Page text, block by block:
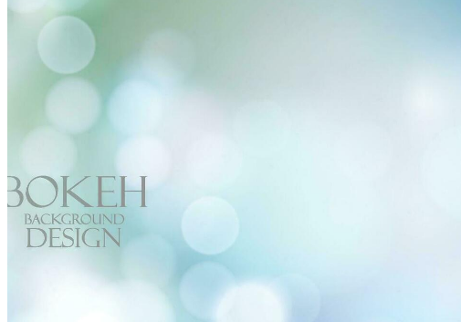
PSDs
SVGs
Plantillas
Vectores
Videos
Imágenes Editoriales